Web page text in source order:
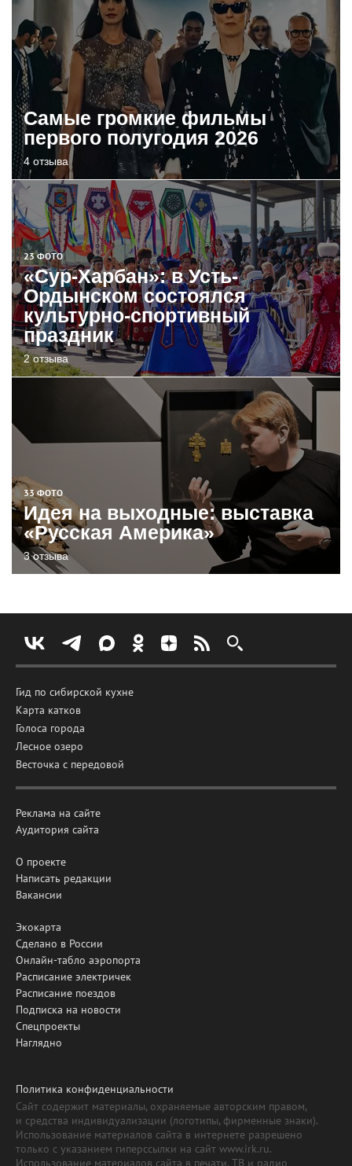
Самые громкие фильмы
первого полугодия 2026
4 отзыва
23 ФОТО
«Сур-Харбан»: в Усть-
Ордынском состоялся
культурно-спортивный
праздник
2 отзыва
33 ФОТО
Идея на выходные: выставка
«Русская Америка»
3 отзыва
Гид по сибирской кухне
Карта катков
Голоса города
Лесное озеро
Весточка с передовой
Реклама на сайте
Аудитория сайта
О проекте
Написать редакции
Вакансии
Экокарта
Сделано в России
Онлайн-табло аэропорта
Расписание электричек
Расписание поездов
Подписка на новости
Спецпроекты
Наглядно
Политика конфиденциальности
Сайт содержит материалы, охраняемые авторским правом,
и средства индивидуализации (логотипы, фирменные знаки).
Использование материалов сайта в интернете разрешено
только с указанием гиперссылки на сайт www.irk.ru.
Использование материалов сайта в печати, ТВ и радио